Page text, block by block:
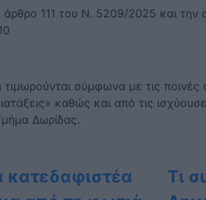
111 του Ν. 5209/2025 και την
τιμωρούνται σύμφωνα με τις
καθώς και από τις
Δωρίδας.
κατεδαφιστέα
Τι